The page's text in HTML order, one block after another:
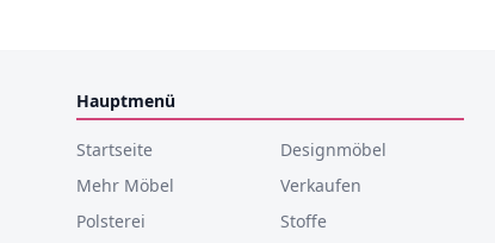
Hauptmenü
Startseite
Designmöbel
Mehr Möbel
Verkaufen
Polsterei
Stoffe